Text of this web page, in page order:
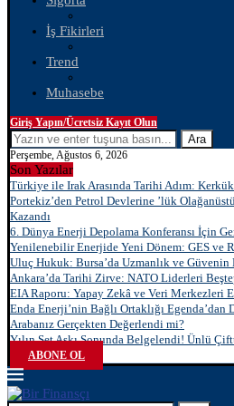
İş Fikirleri
Trend
Muhasebe
Giriş Yapın/Ücretsiz Kayıt Olun
Ara
Perşembe, Ağustos 6, 2026
Son Yazılar
Türkiye ile Irak Arasında Tarihi Adım:
Portekiz’den Petrol Devlerine ’lük
Kazandı
6. Dünya Enerji Depolama Konferansı İçin
Yenilenebilir Enerjide Yeni Dönem: GES ve
Uluç Hukuk: Bursa’da Uzmanlık ve Güvenin
Ankara’da Tarihi Zirve: NATO Liderleri
EIA Raporu: Yapay Zekâ ve Veri Merkezleri
Enda Enerji’nin Bağlı Ortaklığı Egenda’dan
Arabanız Gerçekten Değerlendi mi?
Yılın Set Aşkı Sonunda Belgelendi! Ünlü
ABONE OL